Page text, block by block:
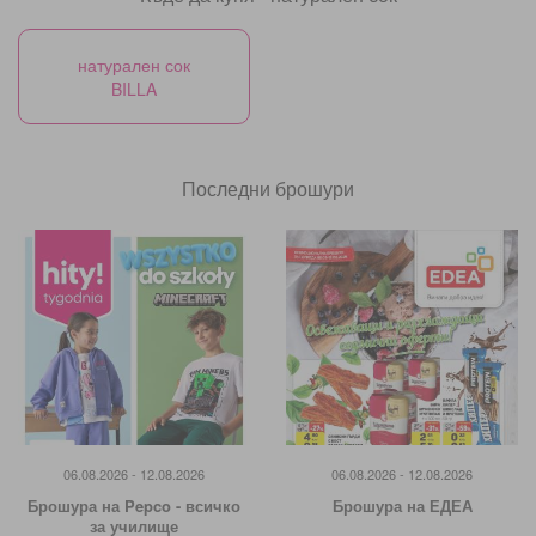
натурален сок
BILLA
Последни брошури
06.08.2026 - 12.08.2026
Брошура на Pepco - всичко
за училище
06.08.2026 - 12.08.2026
Брошура на ЕДЕА